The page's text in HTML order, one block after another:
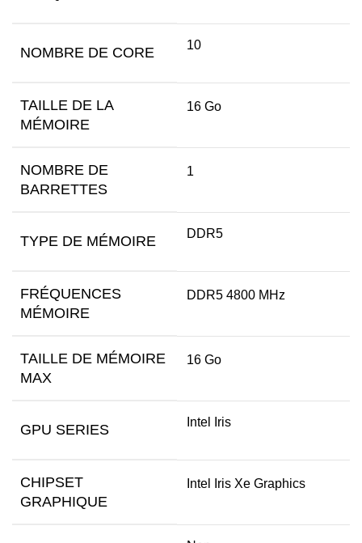
NOMBRE DE CORE 10
TAILLE DE LA
MÉMOIRE
16 Go
NOMBRE DE
BARRETTES
1
TYPE DE MÉMOIRE DDR5
FRÉQUENCES
MÉMOIRE
DDR5 4800 MHz
TAILLE DE MÉMOIRE
MAX
16 Go
GPU SERIES Intel Iris
CHIPSET
GRAPHIQUE
Intel Iris Xe Graphics